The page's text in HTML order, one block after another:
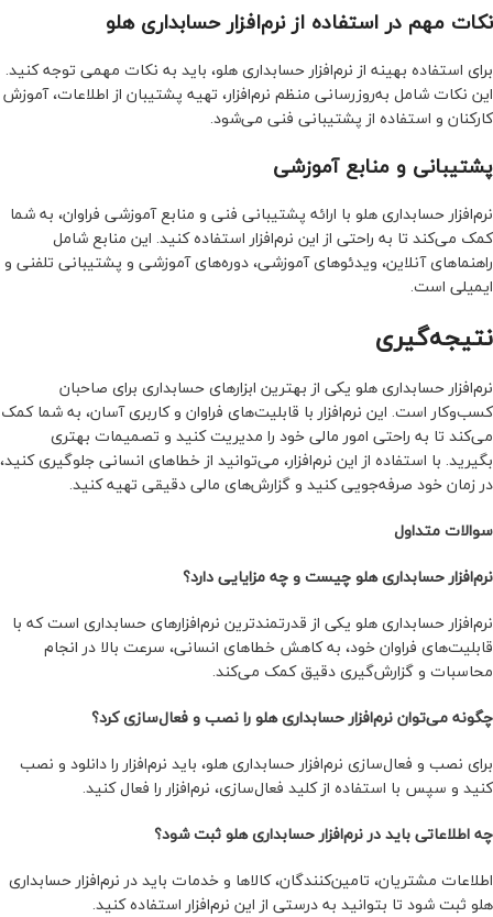
نکات مهم در استفاده از نرم‌افزار حسابداری هلو
برای استفاده بهینه از نرم‌افزار حسابداری هلو، باید به نکات مهمی توجه کنید.
این نکات شامل به‌روزرسانی منظم نرم‌افزار، تهیه پشتیبان از اطلاعات، آموزش
کارکنان و استفاده از پشتیبانی فنی می‌شود.
پشتیبانی و منابع آموزشی
نرم‌افزار حسابداری هلو با ارائه پشتیبانی فنی و منابع آموزشی فراوان، به شما
کمک می‌کند تا به راحتی از این نرم‌افزار استفاده کنید. این منابع شامل
راهنماهای آنلاین، ویدئوهای آموزشی، دوره‌های آموزشی و پشتیبانی تلفنی و
ایمیلی است.
نتیجه‌گیری
نرم‌افزار حسابداری هلو یکی از بهترین ابزارهای حسابداری برای صاحبان
کسب‌وکار است. این نرم‌افزار با قابلیت‌های فراوان و کاربری آسان، به شما کمک
می‌کند تا به راحتی امور مالی خود را مدیریت کنید و تصمیمات بهتری
بگیرید. با استفاده از این نرم‌افزار، می‌توانید از خطاهای انسانی جلوگیری کنید،
در زمان خود صرفه‌جویی کنید و گزارش‌های مالی دقیقی تهیه کنید.
سوالات متداول
نرم‌افزار حسابداری هلو چیست و چه مزایایی دارد؟
نرم‌افزار حسابداری هلو یکی از قدرتمندترین نرم‌افزارهای حسابداری است که با
قابلیت‌های فراوان خود، به کاهش خطاهای انسانی، سرعت بالا در انجام
محاسبات و گزارش‌گیری دقیق کمک می‌کند.
چگونه می‌توان نرم‌افزار حسابداری هلو را نصب و فعال‌سازی کرد؟
برای نصب و فعال‌سازی نرم‌افزار حسابداری هلو، باید نرم‌افزار را دانلود و نصب
کنید و سپس با استفاده از کلید فعال‌سازی، نرم‌افزار را فعال کنید.
چه اطلاعاتی باید در نرم‌افزار حسابداری هلو ثبت شود؟
اطلاعات مشتریان، تامین‌کنندگان، کالاها و خدمات باید در نرم‌افزار حسابداری
هلو ثبت شود تا بتوانید به درستی از این نرم‌افزار استفاده کنید.